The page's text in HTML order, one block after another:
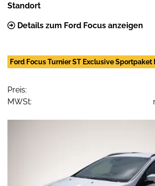
Standort
Details zum Ford Focus anzeigen
Ford Focus Turnier ST Exclusive Sportpaket
Preis:
MWSt: